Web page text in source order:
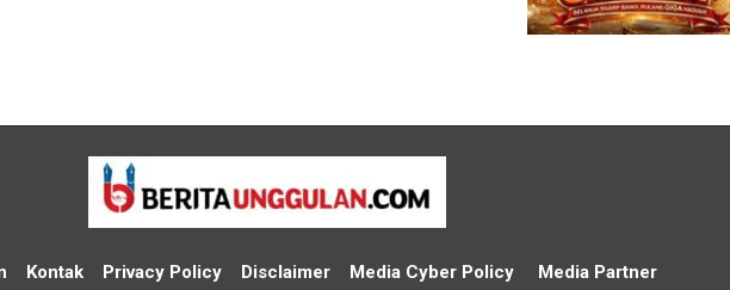
Kontak Privacy Policy Disclaimer Media Cyber Policy Media Partner